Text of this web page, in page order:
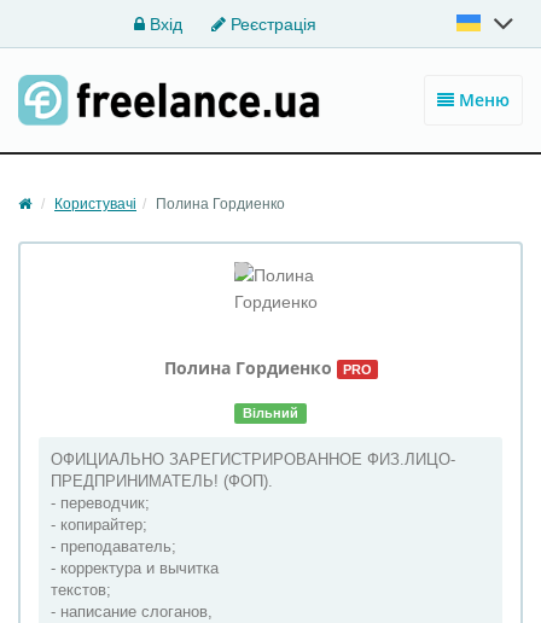
Вхід Реєстрація
Меню
Користувачі Полина Гордиенко
Полина Гордиенко PRO
Вільний
ОФИЦИАЛЬНО ЗАРЕГИСТРИРОВАННОЕ ФИЗ.ЛИЦО-
ПРЕДПРИНИМАТЕЛЬ! (ФОП).
- переводчик;
- копирайтер;
- преподаватель;
- корректура и вычитка
текстов;
- написание слоганов,